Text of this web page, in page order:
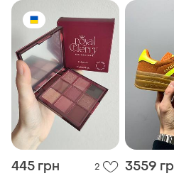
445 грн 2 3559